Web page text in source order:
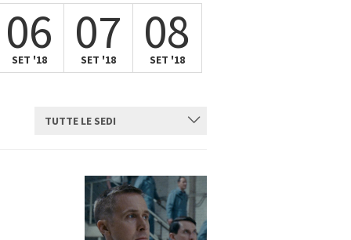
06
SET '18 07
SET '18 08
SET '18
TUTTE LE SEDI